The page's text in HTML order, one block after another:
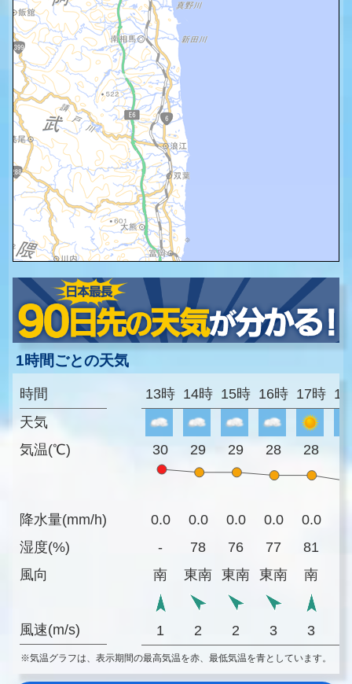
1時間ごとの天気
時間
天気
気温(℃)
降水量(mm/h)
湿度(%)
風向
風速(m/s)
13時 14時 15時 16時 17時
30 29 29 28 28
0.0 0.0 0.0 0.0 0.0
-
78 76 77 81
南
東南 東南 東南 南
1 2 2 3 3
※気温グラフは、表示期間の最高気温を赤、最低気温を青としています。